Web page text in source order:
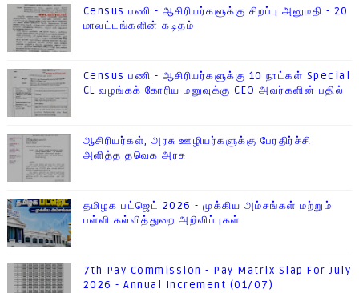
Census பணி - ஆசிரியர்களுக்கு சிறப்பு அனுமதி - 20
மாவட்டங்களின் கடிதம்
Census பணி - ஆசிரியர்களுக்கு 10 நாட்கள் Special
CL வழங்கக் கோரிய மனுவுக்கு CEO அவர்களின் பதில்
ஆசிரியர்கள், அரசு ஊழியர்களுக்கு பேரதிர்ச்சி
அளித்த தவெக அரசு
தமிழக பட்ஜெட் 2026 - முக்கிய அம்சங்கள் மற்றும்
பள்ளி கல்வித்துறை அறிவிப்புகள்
7th Pay Commission - Pay Matrix Slap For July
2026 - Annual Increment (01/07)